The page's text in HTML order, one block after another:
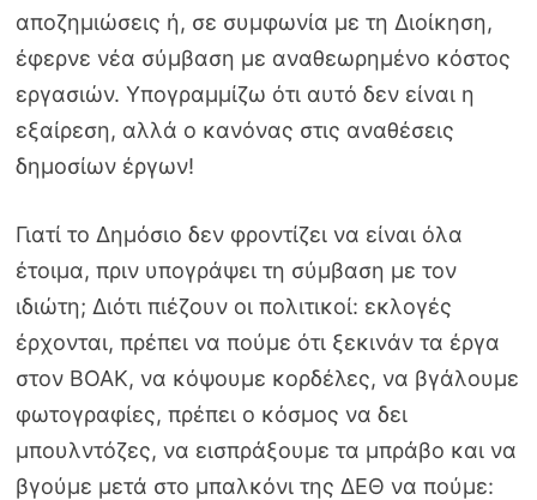
αποζημιώσεις ή, σε συμφωνία με τη Διοίκηση,
έφερνε νέα σύμβαση με αναθεωρημένο κόστος
εργασιών. Υπογραμμίζω ότι αυτό δεν είναι η
εξαίρεση, αλλά ο κανόνας στις αναθέσεις
δημοσίων έργων!
Γιατί το Δημόσιο δεν φροντίζει να είναι όλα
έτοιμα, πριν υπογράψει τη σύμβαση με τον
ιδιώτη; Διότι πιέζουν οι πολιτικοί: εκλογές
έρχονται, πρέπει να πούμε ότι ξεκινάν τα έργα
στον ΒΟΑΚ, να κόψουμε κορδέλες, να βγάλουμε
φωτογραφίες, πρέπει ο κόσμος να δει
μπουλντόζες, να εισπράξουμε τα μπράβο και να
βγούμε μετά στο μπαλκόνι της ΔΕΘ να πούμε: